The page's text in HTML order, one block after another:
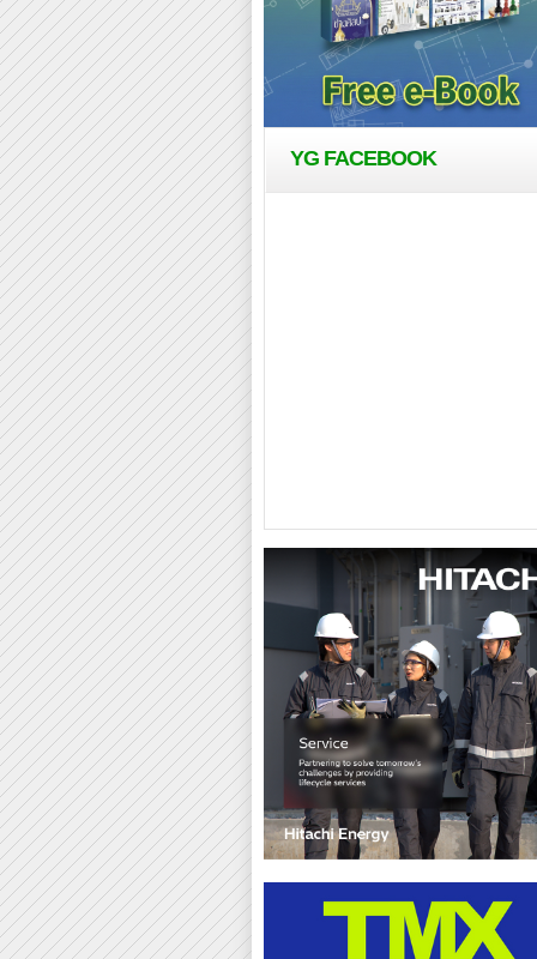
YG FACEBOOK